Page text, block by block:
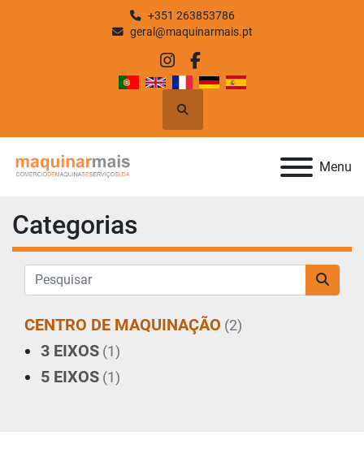
+351 263853786
geral@maquinarmais.pt
instagram
facebook
Pesquisar
Menu
Categorias
CENTRO DE MAQUINAÇÃO (2)
3 EIXOS (1)
5 EIXOS (1)